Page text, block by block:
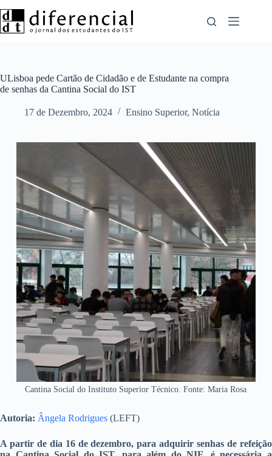
para
o
ULisboa pede Cartão de Cidadão e de Estudante na compra
de senhas da Cantina Social do IST
17 de Dezembro, 2024 Ensino Superior, Notícia
Cantina Social do Instituto Superior Técnico. Fonte: Maria Rosa
Autoria: Ângela Rodrigues (LEFT)
A partir de dia 16 de dezembro, para adquirir senhas de refeição